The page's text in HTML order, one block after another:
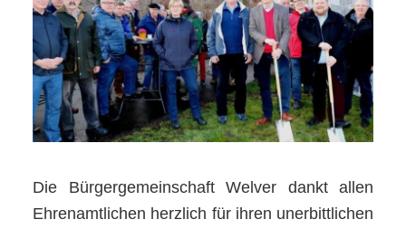
Die Bürgergemeinschaft Welver dankt allen
Ehrenamtlichen herzlich für ihren unerbittlichen